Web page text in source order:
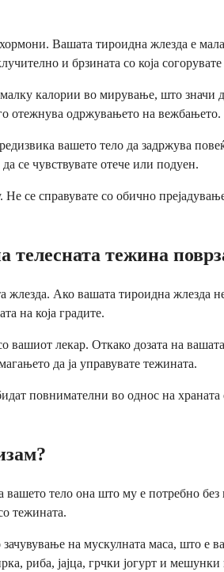
Вашата тироидна жлезда е
и брзината со која
калории во мирување, што значи
отежнува одржувањето на вежбањето.
вашето тело да задржува
се чувствувате отече или подуен.
се справувате со обично
тежина
Ако вашата тироидна жлезда
на која градите.
лекар. Откако дозата на
да ја управувате тежината.
повнимателни во однос на
тело она што му е потребно
тежината.
на мускулната маса, што е
риба, јајца, грчки јогурт и мешунки